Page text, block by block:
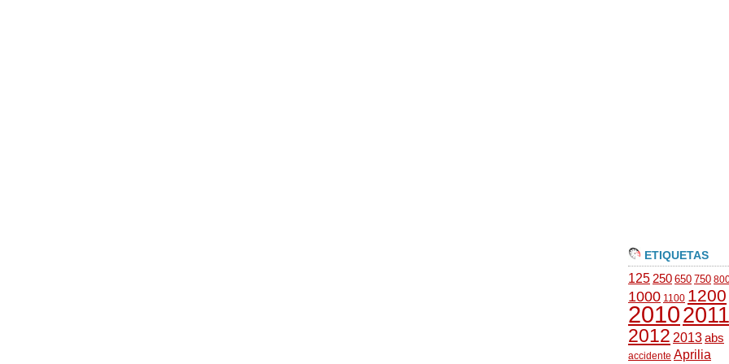
ETIQUETAS
125 250 650 750
1000 1100 1200
20102011
2012 2013abs
accidente Aprilia